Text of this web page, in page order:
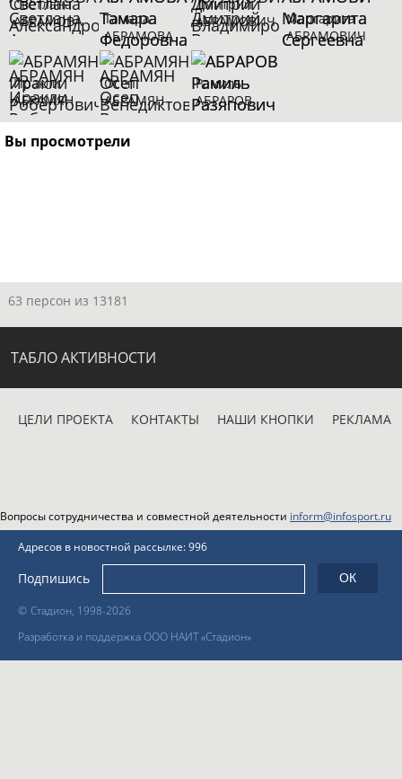
Светлана
АБРАМОВА
Тамара
АБРАМОВА
Дмитрий
АБРАМОВИЧ
Маргарита
АБРАМОВИЧ
Иракли
АБРАМЯН
Осеп
АБРАМЯН
Рамиль
АБРАРОВ
63 персон из 13181
Вы просмотрели
ТАБЛО АКТИВНОСТИ
ЦЕЛИ ПРОЕКТА КОНТАКТЫ НАШИ КНОПКИ РЕКЛАМА
Вопросы сотрудничества и совместной деятельности inform@infosport.ru
© Стадион, 1998-2026
Разработка и поддержка ООО НАИТ «Стадион»
Адресов в новостной рассылке: 996
Подпишись